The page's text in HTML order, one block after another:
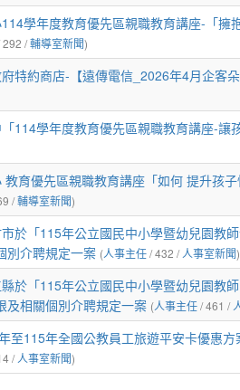
學年度教育優先區親職教育講座-「擁
292 /輔導室新聞)
特約商店-【遠傳電信_2026年4月企客
114學年度教育優先區親職教育講座-讓
教育優先區親職教育講座「如何 提升孩
/輔導室新聞)
於「115年公立國民中小學暨幼兒園教
別介聘規定一案 (人事主任/ 432 /人事室新聞)
於「115年公立國民中小學暨幼兒園教
及相關個別介聘規定一案 (人事主任/ 461 /
至115年全國公教員工旅遊平安卡優惠
/人事室新聞)